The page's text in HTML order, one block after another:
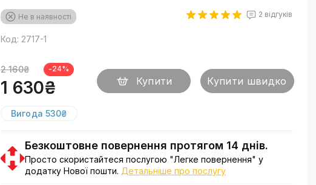
Не в наявності 2 відгуків
Код: 2717-1
2 160₴ -24%
1 630₴
Вигода 530₴
Купити Купити швидко
Безкоштовне повернення протягом 14 днів.
Просто скористайтеся послугою "Легке повернення" у
додатку Нової пошти. Детальніше про послугу